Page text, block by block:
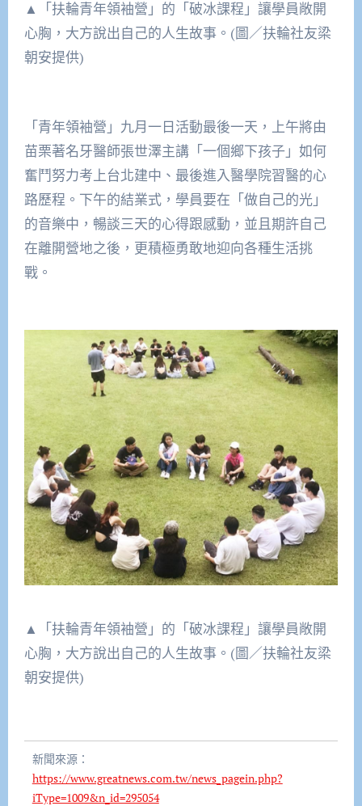
▲「扶輪青年領袖營」的「破冰課程」讓學員敞開
心胸，大方說出自己的人生故事。(圖／扶輪社友梁
朝安提供)
「青年領袖營」九月一日活動最後一天，上午將由
苗栗著名牙醫師張世澤主講「一個鄉下孩子」如何
奮鬥努力考上台北建中、最後進入醫學院習醫的心
路歷程。下午的結業式，學員要在「做自己的光」
的音樂中，暢談三天的心得跟感動，並且期許自己
在離開營地之後，更積極勇敢地迎向各種生活挑
戰。
▲「扶輪青年領袖營」的「破冰課程」讓學員敞開
心胸，大方說出自己的人生故事。(圖／扶輪社友梁
朝安提供)
新聞來源：
https://www.greatnews.com.tw/news_pagein.php?
iType=1009&n_id=295054